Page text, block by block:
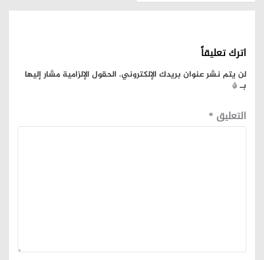
اترك تعليقاً
لن يتم نشر عنوان بريدك الإلكتروني. الحقول الإلزامية مشار إليها
بـ*
التعليق *